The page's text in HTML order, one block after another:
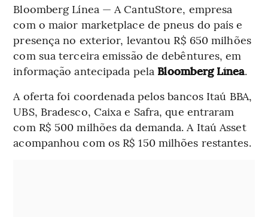
Bloomberg Línea — A CantuStore, empresa
com o maior marketplace de pneus do país e
presença no exterior, levantou R$ 650 milhões
com sua terceira emissão de debêntures, em
informação antecipada pela Bloomberg Línea.
A oferta foi coordenada pelos bancos Itaú BBA,
UBS, Bradesco, Caixa e Safra, que entraram
com R$ 500 milhões da demanda. A Itaú Asset
acompanhou com os R$ 150 milhões restantes.